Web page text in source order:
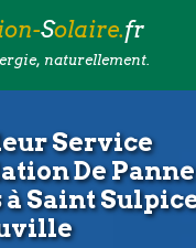
Solaire.fr
naturellement.
Service
De
Saint